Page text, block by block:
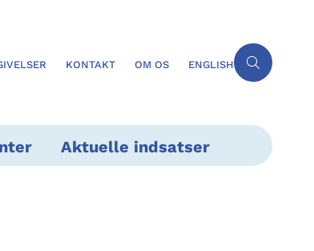
KONTAKT OM OS ENGLISH
Aktuelle indsatser